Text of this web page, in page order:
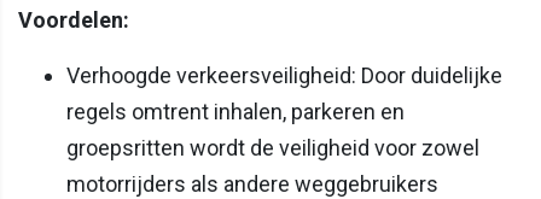
Voordelen:
Verhoogde verkeersveiligheid: Door duidelijke
regels omtrent inhalen, parkeren en
groepsritten wordt de veiligheid voor zowel
motorrijders als andere weggebruikers